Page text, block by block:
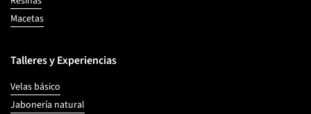
Macetas
Talleres y Experiencias
Velas básico
Jabonería natural